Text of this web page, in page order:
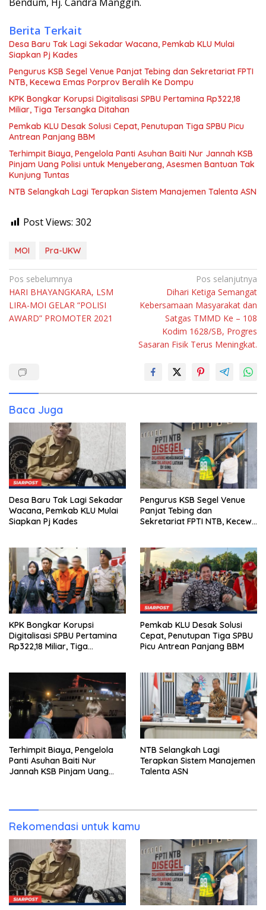
Berita Terkait
Desa Baru Tak Lagi Sekadar Wacana, Pemkab KLU Mulai
Siapkan Pj Kades
Pengurus KSB Segel Venue Panjat Tebing dan Sekretariat FPTI
NTB, Kecewa Emas Porprov Beralih Ke Dompu
KPK Bongkar Korupsi Digitalisasi SPBU Pertamina Rp322,18
Miliar, Tiga Tersangka Ditahan
Pemkab KLU Desak Solusi Cepat, Penutupan Tiga SPBU Picu
Antrean Panjang BBM
Terhimpit Biaya, Pengelola Panti Asuhan Baiti Nur Jannah KSB
Pinjam Uang Polisi untuk Menyeberang, Asesmen Bantuan Tak
Kunjung Tuntas
NTB Selangkah Lagi Terapkan Sistem Manajemen Talenta ASN
Post Views: 302
MOI Pra-UKW
Navigasi
pos
Pos sebelumnya
HARI BHAYANGKARA, LSM
LIRA-MOI GELAR “POLISI
AWARD” PROMOTER 2021
Pos selanjutnya
Dihari Ketiga Semangat
Kebersamaan Masyarakat dan
Satgas TMMD Ke – 108
Kodim 1628/SB, Progres
Sasaran Fisik Terus Meningkat.
Baca Juga
Desa Baru Tak Lagi Sekadar
Wacana, Pemkab KLU Mulai
Siapkan Pj Kades
Pengurus KSB Segel Venue
Panjat Tebing dan
Sekretariat FPTI NTB, Kecewa
KPK Bongkar Korupsi
Digitalisasi SPBU Pertamina
Rp322,18 Miliar, Tiga
Pemkab KLU Desak Solusi
Cepat, Penutupan Tiga SPBU
Picu Antrean Panjang BBM
Terhimpit Biaya, Pengelola
Panti Asuhan Baiti Nur
Jannah KSB Pinjam Uang
NTB Selangkah Lagi
Terapkan Sistem Manajemen
Talenta ASN
Rekomendasi untuk kamu